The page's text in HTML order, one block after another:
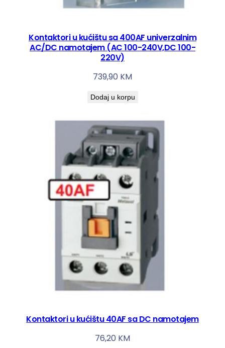
Kontaktori u kućištu sa 400AF univerzalnim
AC/DC namotajem (AC 100-240V,DC 100-
220V)
739,90 KM
Dodaj u korpu
Kontaktori u kućištu 40AF sa DC namotajem
76,20 KM